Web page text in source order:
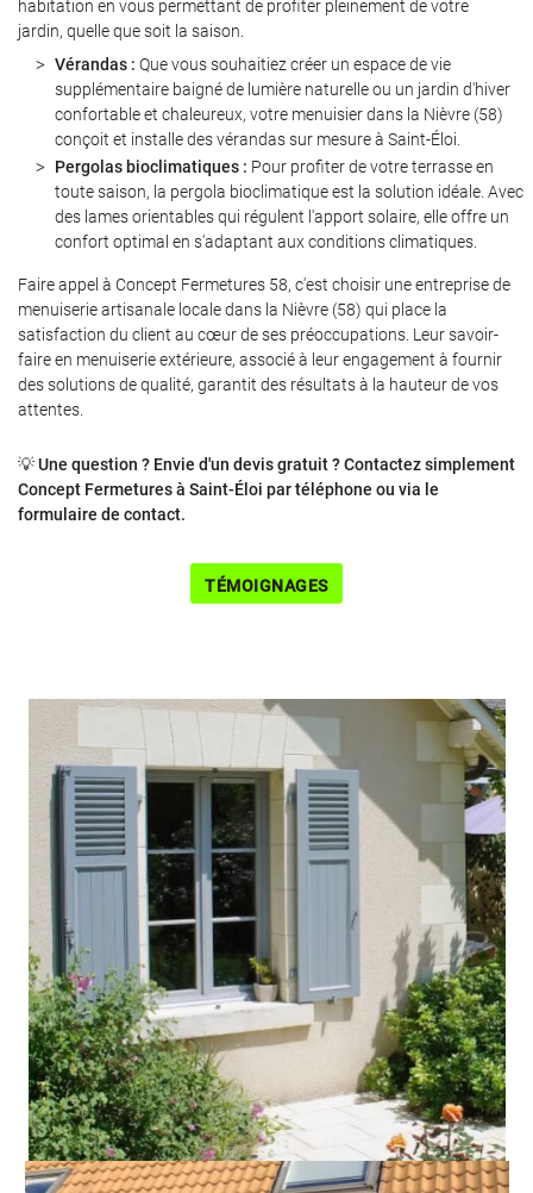
Restez
INSCRIPTION
habitation en vous permettant de profiter pleinement de votre
jardin, quelle que soit la saison.
Vérandas : Que vous souhaitiez créer un espace de vie
supplémentaire baigné de lumière naturelle ou un jardin d'hiver
confortable et chaleureux, votre menuisier dans la Nièvre (58)
conçoit et installe des vérandas sur mesure à Saint-Éloi.
Pergolas bioclimatiques : Pour profiter de votre terrasse en
toute saison, la pergola bioclimatique est la solution idéale. Avec
des lames orientables qui régulent l'apport solaire, elle offre un
confort optimal en s'adaptant aux conditions climatiques.
Faire appel à Concept Fermetures 58, c'est choisir une entreprise de
menuiserie artisanale locale dans la Nièvre (58) qui place la
satisfaction du client au cœur de ses préoccupations. Leur savoir-
faire en menuiserie extérieure, associé à leur engagement à fournir
des solutions de qualité, garantit des résultats à la hauteur de vos
attentes.
💡Une question ? Envie d'un devis gratuit ? Contactez simplement
Concept Fermetures à Saint-Éloi par téléphone ou via le
formulaire de contact.
TÉMOIGNAGES